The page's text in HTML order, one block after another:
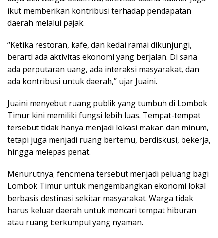
ikut memberikan kontribusi terhadap pendapatan
daerah melalui pajak.
“Ketika restoran, kafe, dan kedai ramai dikunjungi,
berarti ada aktivitas ekonomi yang berjalan. Di sana
ada perputaran uang, ada interaksi masyarakat, dan
ada kontribusi untuk daerah,” ujar Juaini.
Juaini menyebut ruang publik yang tumbuh di Lombok
Timur kini memiliki fungsi lebih luas. Tempat-tempat
tersebut tidak hanya menjadi lokasi makan dan minum,
tetapi juga menjadi ruang bertemu, berdiskusi, bekerja,
hingga melepas penat.
Menurutnya, fenomena tersebut menjadi peluang bagi
Lombok Timur untuk mengembangkan ekonomi lokal
berbasis destinasi sekitar masyarakat. Warga tidak
harus keluar daerah untuk mencari tempat hiburan
atau ruang berkumpul yang nyaman.